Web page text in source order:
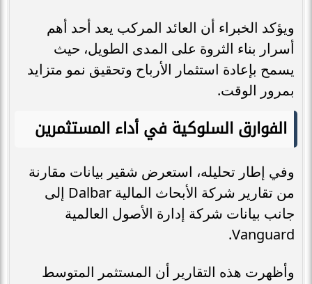
ويؤكد الخبراء أن العائد المركب يعد أحد أهم
أسرار بناء الثروة على المدى الطويل، حيث
يسمح بإعادة استثمار الأرباح وتحقيق نمو متزايد
بمرور الوقت.
الفوارق السلوكية في أداء المستثمرين
وفي إطار تحليله، استعرض شقير بيانات مقارنة
من تقارير شركة الأبحاث المالية Dalbar إلى
جانب بيانات شركة إدارة الأصول العالمية
Vanguard.
وأظهرت هذه التقارير أن المستثمر المتوسط